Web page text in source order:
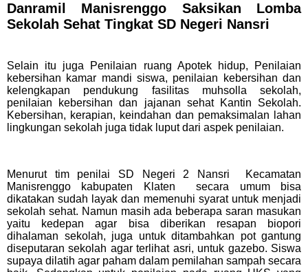
Danramil Manisrenggo Saksikan Lomba
Sekolah Sehat Tingkat SD Negeri Nansri
Selain itu juga Penilaian ruang Apotek hidup, Penilaian
kebersihan kamar mandi siswa, penilaian kebersihan dan
kelengkapan pendukung fasilitas muhsolla sekolah,
penilaian kebersihan dan jajanan sehat Kantin Sekolah.
Kebersihan, kerapian, keindahan dan pemaksimalan lahan
lingkungan sekolah juga tidak luput dari aspek penilaian.
Menurut tim penilai SD Negeri 2 Nansri Kecamatan
Manisrenggo kabupaten Klaten secara umum bisa
dikatakan sudah layak dan memenuhi syarat untuk menjadi
sekolah sehat. Namun masih ada beberapa saran masukan
yaitu kedepan agar bisa diberikan resapan biopori
dihalaman sekolah, juga untuk ditambahkan pot gantung
diseputaran sekolah agar terlihat asri, untuk gazebo. Siswa
supaya dilatih agar paham dalam pemilahan sampah secara